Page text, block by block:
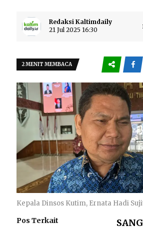
Redaksi Kaltimdaily
21 Jul 2025 16:30
2 MENIT MEMBACA
Kepala Dinsos Kutim, Ernata Hadi
Pos Terkait